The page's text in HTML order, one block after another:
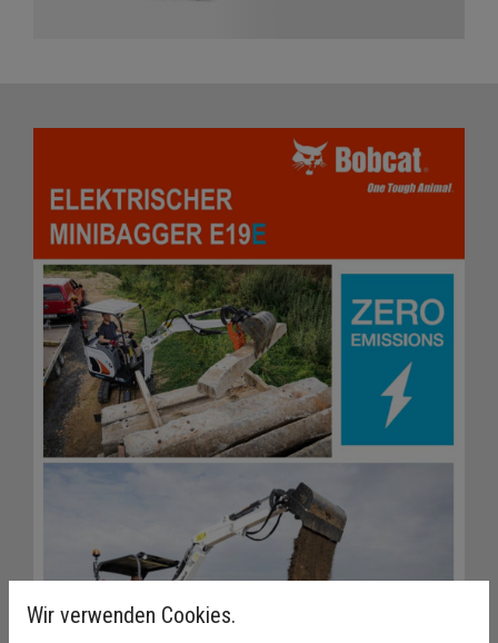
Wir verwenden Cookies.